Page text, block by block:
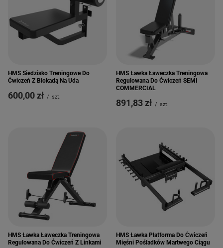
HMS Siedzisko Treningowe Do
Ćwiczeń Z Blokadą Na Uda
600,00 zł / szt.
HMS Ławka Ławeczka Treningowa
Regulowana Do Ćwiczeń SEMI
COMMERCIAL
891,83 zł / szt.
HMS Ławka Ławeczka Treningowa
Regulowana Do Ćwiczeń Z Linkami
HMS Ławka Platforma Do Ćwiczeń
Mięśni Pośladków Martwego Ciągu